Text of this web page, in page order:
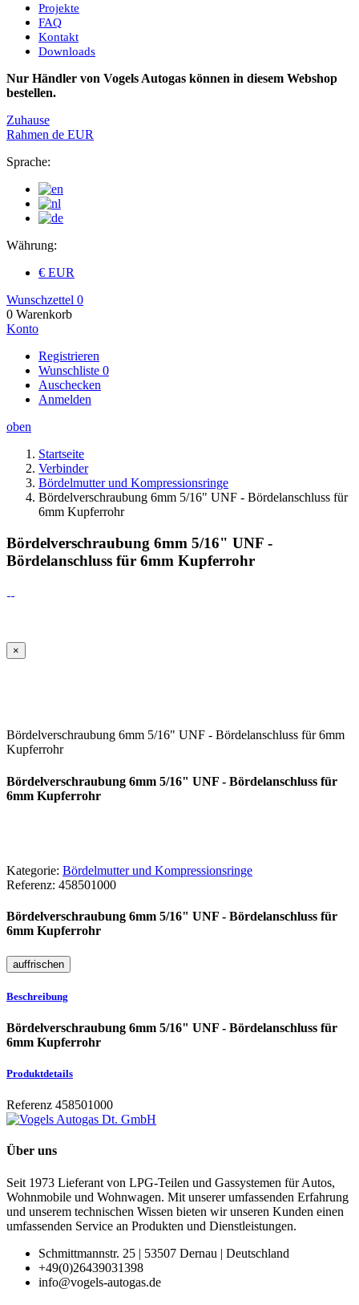
Projekte
FAQ
Kontakt
Downloads
Nur Händler von Vogels Autogas können in diesem Webshop
bestellen.
Zuhause
Rahmen de EUR
Sprache:
Währung:
€ EUR
Wunschzettel 0
0 Warenkorb
Konto
Registrieren
Wunschliste 0
Auschecken
Anmelden
oben
Startseite
Verbinder
Bördelmutter und Kompressionsringe
Bördelverschraubung 6mm 5/16" UNF - Bördelanschluss für
6mm Kupferrohr
Bördelverschraubung 6mm 5/16" UNF -
Bördelanschluss für 6mm Kupferrohr
×
Bördelverschraubung 6mm 5/16" UNF - Bördelanschluss für 6mm
Kupferrohr
Bördelverschraubung 6mm 5/16" UNF - Bördelanschluss für
6mm Kupferrohr
Kategorie: Bördelmutter und Kompressionsringe
Referenz: 458501000
Bördelverschraubung 6mm 5/16" UNF - Bördelanschluss für
6mm Kupferrohr
Beschreibung
Bördelverschraubung 6mm 5/16" UNF - Bördelanschluss für
6mm Kupferrohr
Produktdetails
Referenz 458501000
Über uns
Seit 1973 Lieferant von LPG-Teilen und Gassystemen für Autos,
Wohnmobile und Wohnwagen. Mit unserer umfassenden Erfahrung
und unserem technischen Wissen bieten wir unseren Kunden einen
umfassenden Service an Produkten und Dienstleistungen.
Schmittmannstr. 25 | 53507 Dernau | Deutschland
+49(0)26439031398
info@vogels-autogas.de